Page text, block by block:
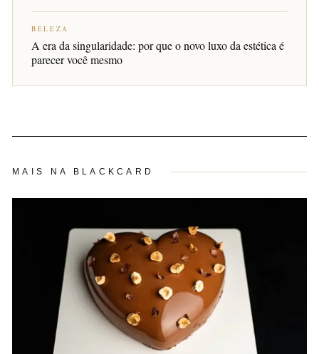
BELEZA
A era da singularidade: por que o novo luxo da estética é
parecer você mesmo
MAIS NA BLACKCARD